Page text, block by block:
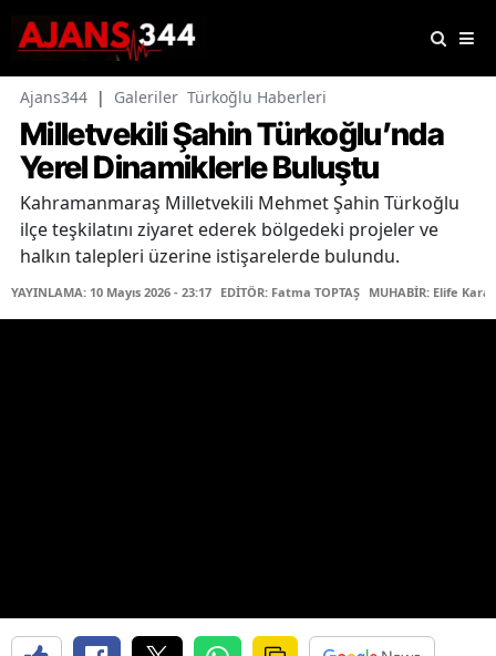
Ajans344 | Galeriler Türkoğlu Haberleri
Milletvekili Şahin Türkoğlu’nda
Yerel Dinamiklerle Buluştu
Kahramanmaraş Milletvekili Mehmet Şahin Türkoğlu
ilçe teşkilatını ziyaret ederek bölgedeki projeler ve
halkın talepleri üzerine istişarelerde bulundu.
YAYINLAMA: 10 Mayıs 2026 - 23:17 EDİTÖR: Fatma TOPTAŞ MUHABİR: Elife